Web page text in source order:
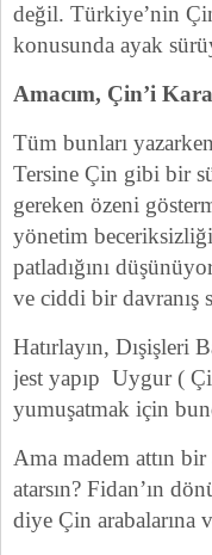
değil. Türkiye’nin
konusunda ayak
Amacım, Çin’i
Tüm bunları
Tersine Çin gibi bir
gereken özeni
yönetim
patladığını
ve ciddi bir davranış
Hatırlayın, Dışişleri
jest yapıp Uygur (
yumuşatmak için
Ama madem attın bir
atarsın? Fidan’ın
diye Çin arabalarına